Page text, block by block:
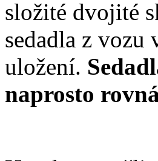
složité dvojité
sedadla z vozu
uložení.
naprosto